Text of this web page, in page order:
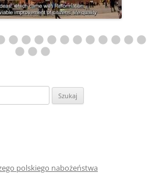
polskiego nabożeństwa